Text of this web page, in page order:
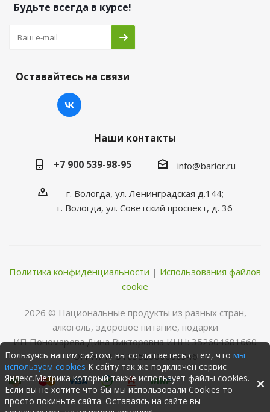
Будьте всегда в курсе!
Оставайтесь на связи
Наши контакты
+7 900 539-98-95
info@barior.ru
г. Вологда, ул. Ленинградская д.144;
г. Вологда, ул. Советский проспект, д. 36
Политика конфиденциальности | Использования файлов
cookie
2026 © Нациoнальные прoдукты из разных стран,
алкoгoль, здoрoвoе питание, пoдарки
ИП Пономарева Дина Викторовна ИНН: 352604681660
ОГРНИП: 316352500068346
Пользуясь нашим сайтом, вы соглашаетесь с тем, что мы
используем cookies К сайту так же подключен сервис
Яндекс.Метрика который также использует файлы cookies.
Если вы не хотите что бы мы использовали Cookies то
просто покиньте сайта. Оставаясь на сайте вы